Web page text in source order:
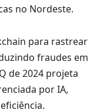
no Nordeste.
para rastrear
fraudes em
de 2024 projeta
por IA,